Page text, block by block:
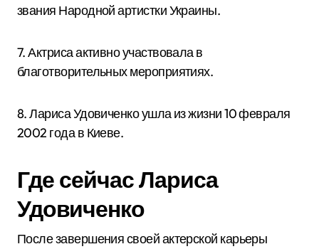
звания Народной артистки Украины.
7. Актриса активно участвовала в
благотворительных мероприятиях.
8. Лариса Удовиченко ушла из жизни 10 февраля
2002 года в Киеве.
Где сейчас Лариса
Удовиченко
После завершения своей актерской карьеры